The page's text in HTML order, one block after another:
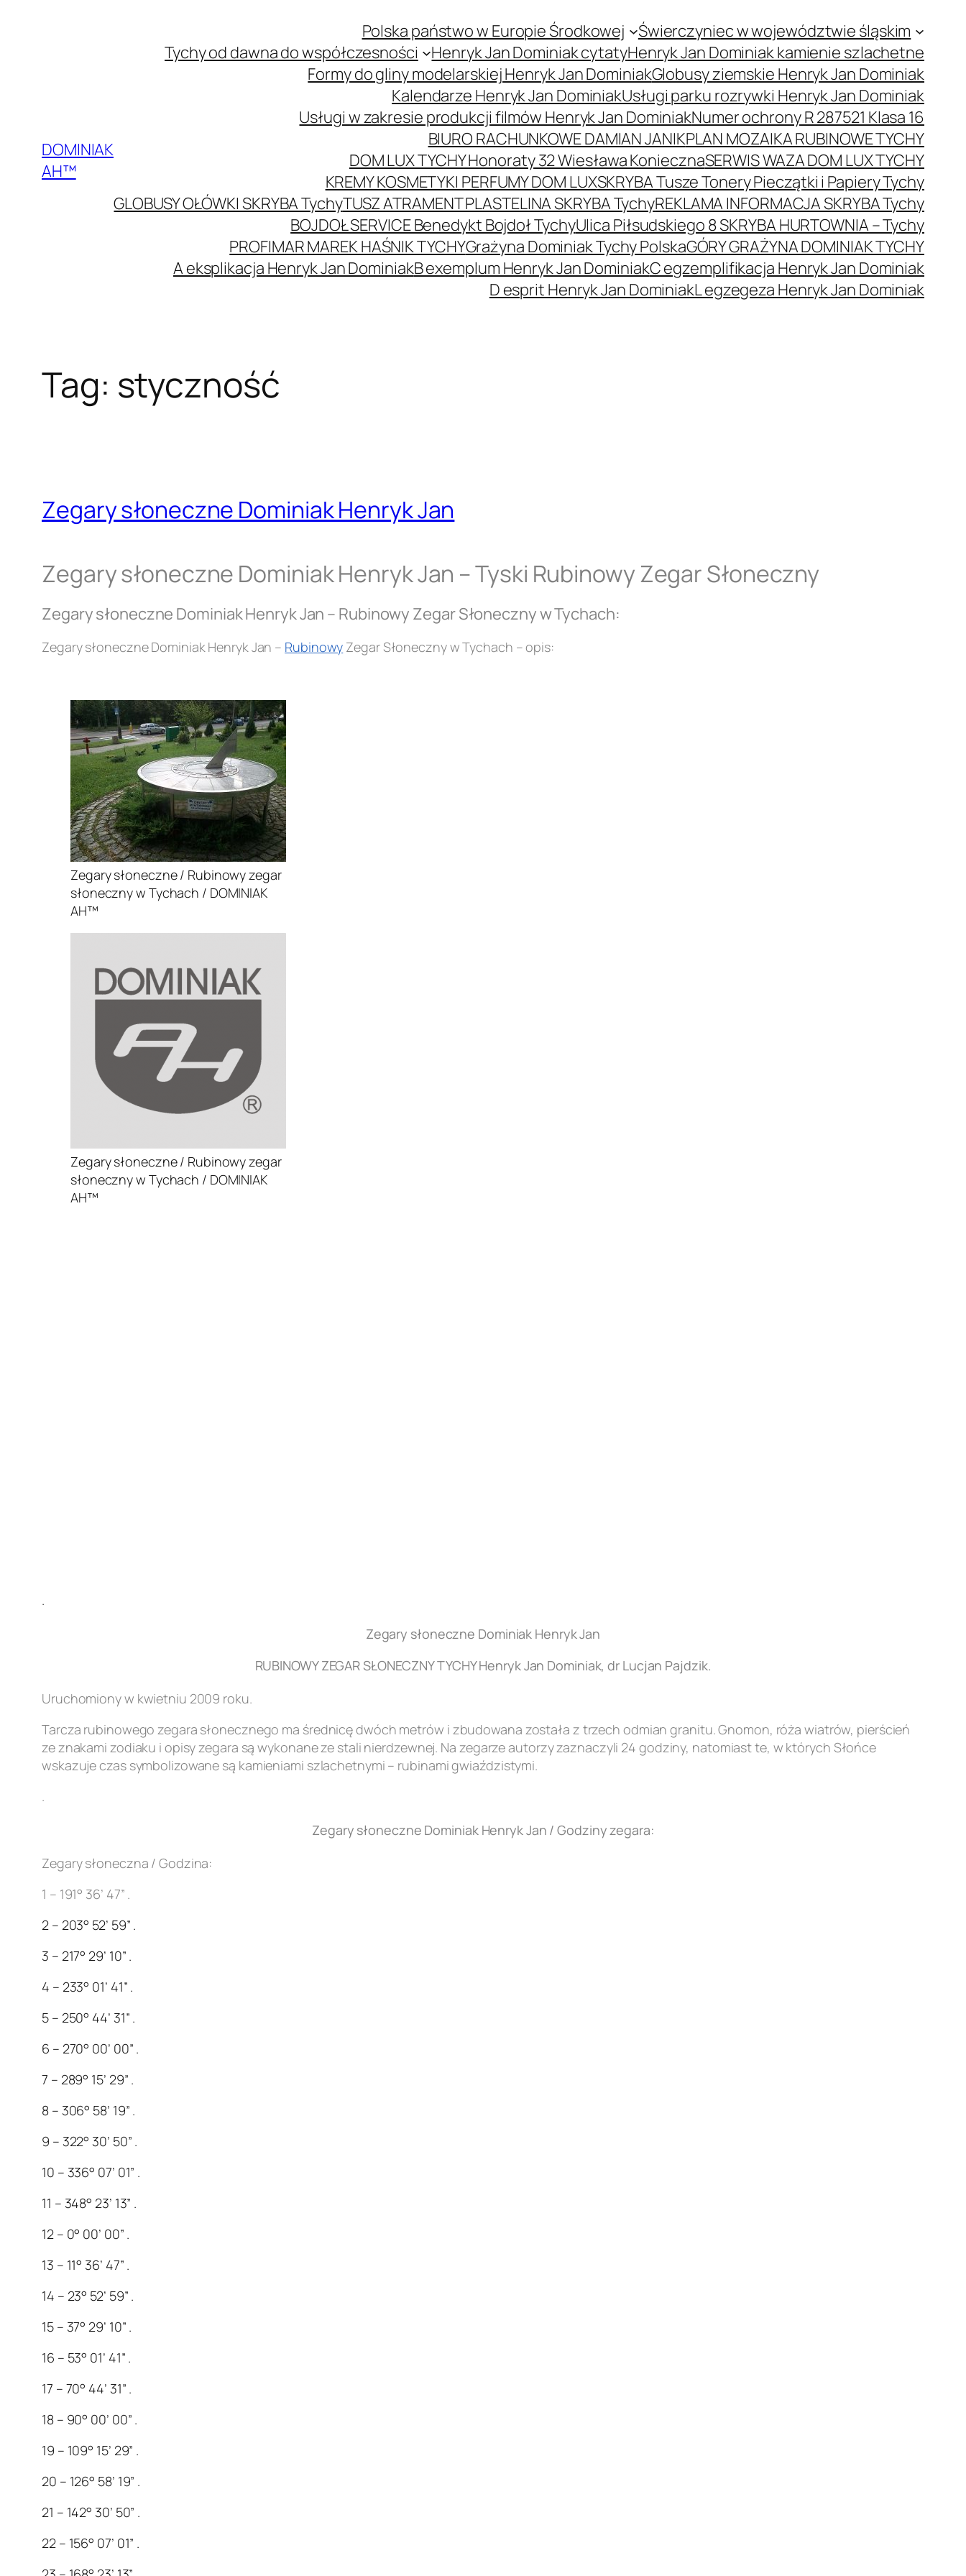
DOMINIAK
AH™
Polska państwo w Europie Środkowej
Świerczyniec w województwie śląskim
Tychy od dawna do współczesności
Henryk Jan Dominiak cytatyHenryk Jan Dominiak kamienie szlachetne
Formy do gliny modelarskiej Henryk Jan DominiakGlobusy ziemskie Henryk Jan Dominiak
Kalendarze Henryk Jan DominiakUsługi parku rozrywki Henryk Jan Dominiak
Usługi w zakresie produkcji filmów Henryk Jan DominiakNumer ochrony R 287521 Klasa 16
BIURO RACHUNKOWE DAMIAN JANIKPLAN MOZAIKA RUBINOWE TYCHY
DOM LUX TYCHY Honoraty 32 Wiesława KoniecznaSERWIS WAZA DOM LUX TYCHY
KREMY KOSMETYKI PERFUMY DOM LUXSKRYBA Tusze Tonery Pieczątki i Papiery Tychy
GLOBUSY OŁÓWKI SKRYBA TychyTUSZ ATRAMENT PLASTELINA SKRYBA TychyREKLAMA INFORMACJA SKRYBA Tychy
BOJDOŁ SERVICE Benedykt Bojdoł TychyUlica Piłsudskiego 8 SKRYBA HURTOWNIA – Tychy
PROFIMAR MAREK HAŚNIK TYCHYGrażyna Dominiak Tychy PolskaGÓRY GRAŻYNA DOMINIAK TYCHY
A eksplikacja Henryk Jan DominiakB exemplum Henryk Jan DominiakC egzemplifikacja Henryk Jan Dominiak
D esprit Henryk Jan DominiakL egzegeza Henryk Jan Dominiak
Tag: styczność
Zegary słoneczne Dominiak Henryk Jan
Zegary słoneczne Dominiak Henryk Jan – Tyski Rubinowy Zegar Słoneczny
Zegary słoneczne Dominiak Henryk Jan – Rubinowy Zegar Słoneczny w Tychach:
Zegary słoneczne Dominiak Henryk Jan – Rubinowy Zegar Słoneczny w Tychach – opis:
Zegary słoneczne / Rubinowy zegar
słoneczny w Tychach / DOMINIAK
AH™
Zegary słoneczne / Rubinowy zegar
słoneczny w Tychach / DOMINIAK
AH™
.
Zegary słoneczne Dominiak Henryk Jan
RUBINOWY ZEGAR SŁONECZNY TYCHY Henryk Jan Dominiak, dr Lucjan Pajdzik.
Uruchomiony w kwietniu 2009 roku.
Tarcza rubinowego zegara słonecznego ma średnicę dwóch metrów i zbudowana została z trzech odmian granitu. Gnomon, róża wiatrów, pierścień
ze znakami zodiaku i opisy zegara są wykonane ze stali nierdzewnej. Na zegarze autorzy zaznaczyli 24 godziny, natomiast te, w których Słońce
wskazuje czas symbolizowane są kamieniami szlachetnymi – rubinami gwiaździstymi.
.
Zegary słoneczne Dominiak Henryk Jan / Godziny zegara:
Zegary słoneczna / Godzina:
1 – 191° 36’ 47” .
2 – 203° 52’ 59” .
3 – 217° 29’ 10” .
4 – 233° 01’ 41” .
5 – 250° 44’ 31” .
6 – 270° 00’ 00” .
7 – 289° 15’ 29” .
8 – 306° 58’ 19” .
9 – 322° 30’ 50” .
10 – 336° 07’ 01” .
11 – 348° 23’ 13” .
12 – 0° 00’ 00” .
13 – 11° 36’ 47” .
14 – 23° 52’ 59” .
15 – 37° 29’ 10” .
16 – 53° 01’ 41” .
17 – 70° 44’ 31” .
18 – 90° 00’ 00” .
19 – 109° 15’ 29” .
20 – 126° 58’ 19” .
21 – 142° 30’ 50” .
22 – 156° 07’ 01” .